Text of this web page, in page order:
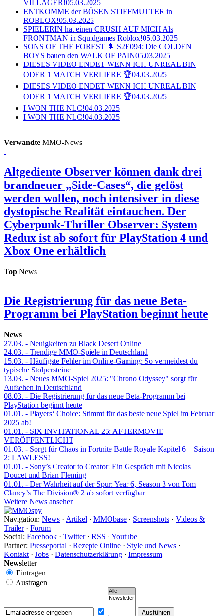
VILLAGER!05.03.2025
ENTKOMME der BÖSEN STIEFMUTTER in
ROBLOX!05.03.2025
SPIELERIN hat einen CRUSH AUF MICH Als
FRONTMAN in Squidgames Roblox!05.03.2025
SONS OF THE FOREST 🌲 S2E094: Die GOLDEN
BOYS bauen den WALK OF PAIN05.03.2025
DIESES VIDEO ENDET WENN ICH UNREAL BIN
ODER 1 MATCH VERLIERE 🏆04.03.2025
DIESES VIDEO ENDET WENN ICH UNREAL BIN
ODER 1 MATCH VERLIERE 🏆04.03.2025
I WON THE NLC!04.03.2025
I WON THE NLC!04.03.2025
Verwandte MMO-News
Altgediente Observer können dank drei
brandneuer „Side-Cases“, die gelöst
werden wollen, noch intensiver in diese
dystopische Realität eintauchen. Der
Cyberpunk-Thriller Observer: System
Redux ist ab sofort für PlayStation 4 und
Xbox One erhältlich
Top News
Die Registrierung für das neue Beta-
Programm bei PlayStation beginnt heute
News
27.03. - Neuigkeiten zu Black Desert Online
24.03. - Trendige MMO-Spiele in Deutschland
15.03. - Häufigste Fehler im Online-Gaming: So vermeidest du
typische Stolpersteine
13.03. - Neues MMO-Spiel 2025: "Chrono Odyssey" sorgt für
Aufsehen in Deutschland
08.03. - Die Registrierung für das neue Beta-Programm bei
PlayStation beginnt heute
01.01. - Players‘ Choice: Stimmt für das beste neue Spiel im Februar
2025 ab!
01.01. - SIX INVITATIONAL 25: AFTERMOVIE
VERÖFFENTLICHT
01.03. - Sorgt für Chaos in Fortnite Battle Royale Kapitel 6 – Saison
2: LAWLESS!
01.01. - Sony’s Creator to Creator: Ein Gespräch mit Nicolas
Doucet und Brian Fleming
01.01. - Der Wahrheit auf der Spur: Year 6, Season 3 von Tom
Clancy’s The Division® 2 ab sofort verfügbar
Weitere News ansehen
Navigation: News · Artikel · MMObase · Screenshots · Videos &
Trailer· Forum
Social: Facebook · Twitter· RSS · Youtube
Partner: Presseportal · Rezepte Online · Style und News ·
Kontakt · Jobs · Datenschutzerklärung · Impressum
Newsletter
Eintragen
Austragen